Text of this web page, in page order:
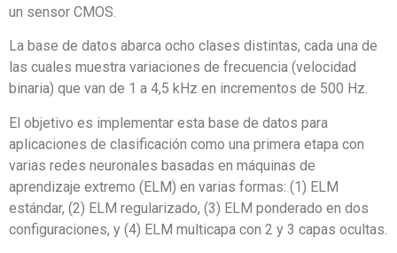
un sensor CMOS.
La base de datos abarca ocho clases distintas, cada una de
las cuales muestra variaciones de frecuencia (velocidad
binaria) que van de 1 a 4,5 kHz en incrementos de 500 Hz.
El objetivo es implementar esta base de datos para
aplicaciones de clasificación como una primera etapa con
varias redes neuronales basadas en máquinas de
aprendizaje extremo (ELM) en varias formas: (1) ELM
estándar, (2) ELM regularizado, (3) ELM ponderado en dos
configuraciones, y (4) ELM multicapa con 2 y 3 capas ocultas.